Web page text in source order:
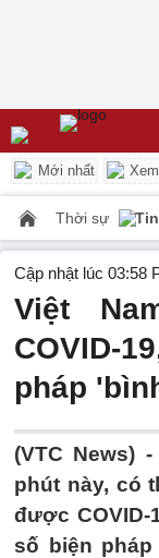
Mới nhất
Thời sự
Cập nhật lúc 03:58
Việt
COVID-
pháp
(VTC News) -
phút này, có
được COVID-
số biện